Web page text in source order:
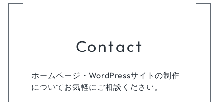
Contact
ホームページ・WordPressサイトの制作
についてお気軽にご相談ください。